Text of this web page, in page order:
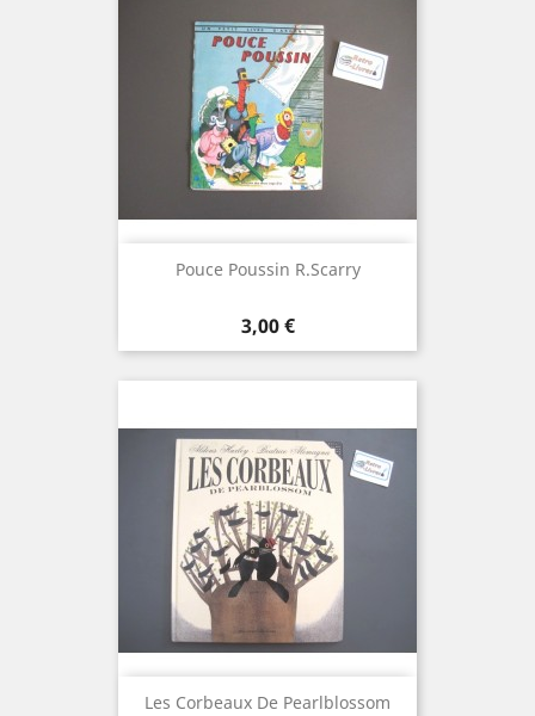
Pouce Poussin R.Scarry
Prix
3,00 €
Les Corbeaux De Pearlblossom